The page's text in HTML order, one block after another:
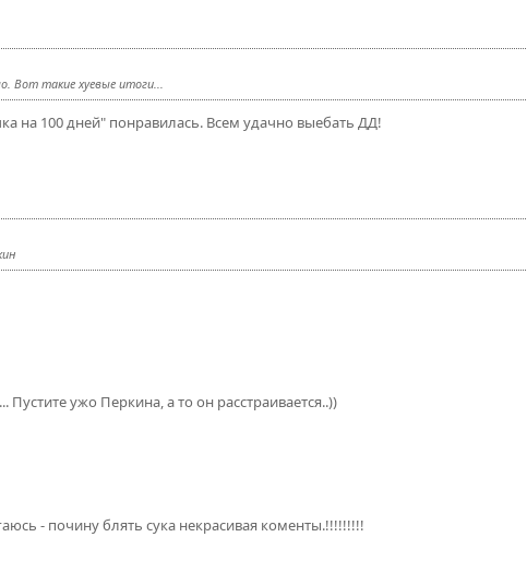
такие хуевые итоги...
на 100 дней" понравилась. Всем удачно выебать ДД!
Пустите ужо Перкина, а то он расстраивается..))
- почину блять сука некрасивая коменты.!!!!!!!!!